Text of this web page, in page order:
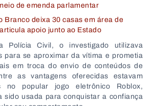
de emenda parlamentar
Branco deixa 30 casas em área de
apoio junto ao Estado
Polícia Civil, o investigado utilizava
para se aproximar da vítima e prometia
em troca do envio de conteúdos de
as vantagens oferecidas estavam
no popular jogo eletrônico Roblox,
sido usada para conquistar a confiança